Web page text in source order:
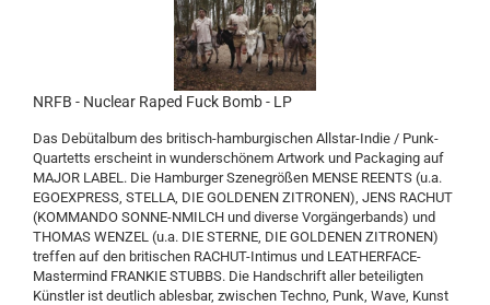
NRFB - Nuclear Raped Fuck Bomb - LP
Das Debütalbum des britisch-hamburgischen Allstar-Indie / Punk-
Quartetts erscheint in wunderschönem Artwork und Packaging auf
MAJOR LABEL. Die Hamburger Szenegrößen MENSE REENTS (u.a.
EGOEXPRESS, STELLA, DIE GOLDENEN ZITRONEN), JENS RACHUT
(KOMMANDO SONNE-NMILCH und diverse Vorgängerbands) und
THOMAS WENZEL (u.a. DIE STERNE, DIE GOLDENEN ZITRONEN)
treffen auf den britischen RACHUT-Intimus und LEATHERFACE-
Mastermind FRANKIE STUBBS. Die Handschrift aller beteiligten
Künstler ist deutlich ablesbar, zwischen Techno, Punk, Wave, Kunst